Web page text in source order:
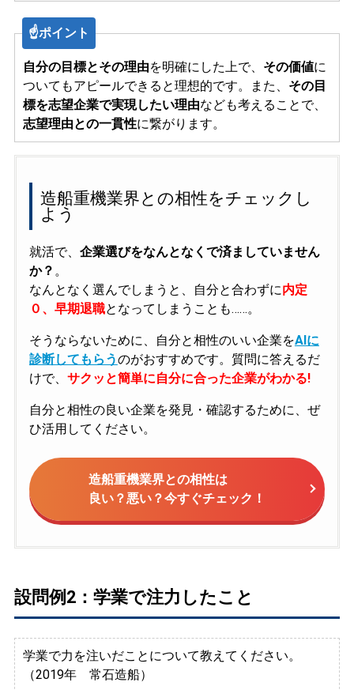
☝️ポイント
自分の目標とその理由を明確にした上で、 その価値に
ついてもアピールできると理想的です。また、 その目
標を志望企業で実現したい理由なども考えることで、
志望理由との一貫性に繋がります。
造船重機業界との相性をチェックし
よう
就活で、 企業選びをなんとなくで済ましていません
か？ 。
なんとなく選んでしまうと、自分と合わずに内定
０、早期退職となってしまうことも……。
そうならないために、自分と相性のいい企業をAIに
診断してもらうのがおすすめです。質問に答えるだ
けで、 サクッと簡単に自分に合った企業がわかる!
自分と相性の良い企業を発見・確認するために、ぜ
ひ活用してください。
造船重機業界との相性は
良い？悪い？今すぐチェック！
設問例2：学業で注力したこと
学業で力を注いだことについて教えてください。
（2019年 常石造船）